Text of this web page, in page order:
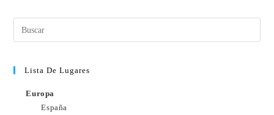
Lista De Lugares
Europa
España